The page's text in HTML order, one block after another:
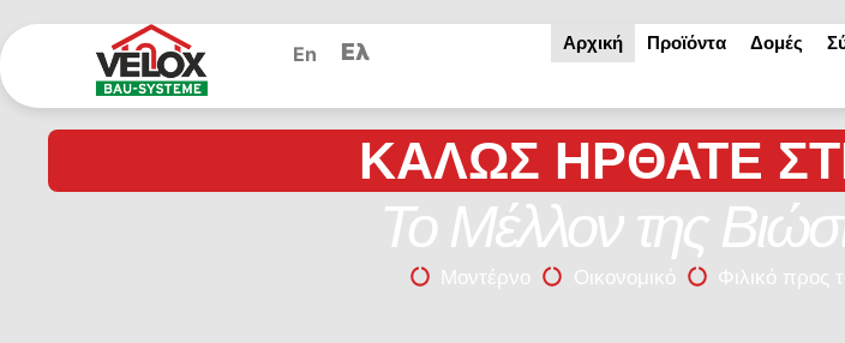
En Ελ Αρχική Προϊόντα Δομές
ΚΑΛΏΣ ΉΡΘΑΤΕ
Το Μέλλον της
Μοντέρνο Οικονομικό Φιλικό προς